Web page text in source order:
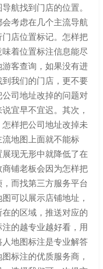
航找到门店的位置。
考虑在几个主流导航
店位置标记。怎样把
着位置标注信息能尽
客查询，如果没有进
我们的门店，更不要
司地址改掉的问题对
宜早不宜迟。其次，
样把公司地址改掉未
地图上面就不能标
现无形中就降低了在
铺老板会因为怎样把
而找第三方服务平台
可以展示店铺地址，
的区域，推送对应的
的越专业越好看，用
地图标注是专业解答
标注的优质服务商，